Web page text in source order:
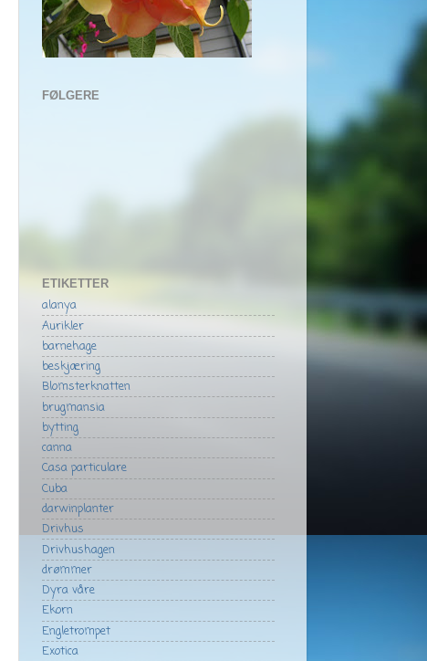
FØLGERE
ETIKETTER
alanya
Aurikler
barnehage
beskjæring
Blomsterknatten
brugmansia
bytting
canna
Casa particulare
Cuba
darwinplanter
Drivhus
Drivhushagen
drømmer
Dyra våre
Ekorn
Engletrompet
Exotica